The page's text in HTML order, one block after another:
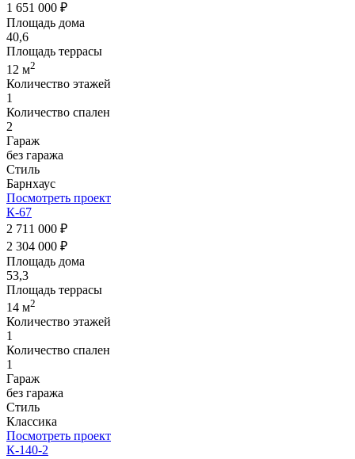
1 651 000 ₽
Площадь дома
40,6
Площадь террасы
12 м2
Количество этажей
1
Количество спален
2
Гараж
без гаража
Стиль
Барнхаус
Посмотреть проект
К-67
2 711 000 ₽
2 304 000 ₽
Площадь дома
53,3
Площадь террасы
14 м2
Количество этажей
1
Количество спален
1
Гараж
без гаража
Стиль
Классика
Посмотреть проект
К-140-2